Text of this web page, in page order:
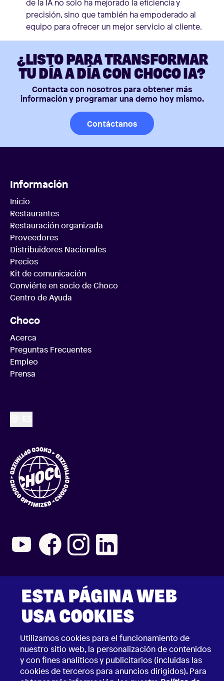
ESTA PÁGINA WEB
USA COOKIES
Utilizamos cookies para el funcionamiento de
nuestro sitio web, la personalización de contenidos
y con fines analíticos y publicitarios (incluidas las
cookies de terceros para anuncios dirigidos). Para
de la IA no solo ha mejorado la eficiencia y
precisión, sino que también ha empoderado al
equipo para ofrecer un mejor servicio al cliente.
¿LISTO PARA TRANSFORMAR
TU DÍA A DÍA CON CHOCO IA?
Contacta con nosotros para obtener más
información y programar una demo hoy mismo.
Contáctanos
Información
Inicio
Restaurantes
Restauración organizada
Proveedores
Distribuidores Nacionales
Precios
Kit de comunicación
Conviérte en socio de Choco
Centro de Ayuda
Choco
Acerca
Preguntas Frecuentes
Empleo
Prensa
Aviso legal
Términos y Condiciones Generales de Negocio
Política de Privacidad
Security Vulnerability Disclosure Policy